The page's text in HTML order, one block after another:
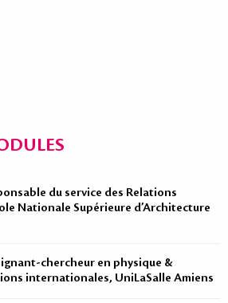
du service des Relations
Nationale Supérieure d’Architecture
chercheur en physique &
internationales, UniLaSalle Amiens